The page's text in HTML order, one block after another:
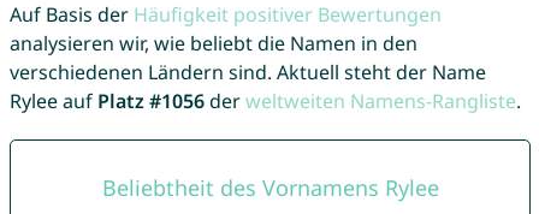
Auf Basis der Häufigkeit positiver Bewertungen
analysieren wir, wie beliebt die Namen in den
verschiedenen Ländern sind. Aktuell steht der Name
Rylee auf Platz #1056derweltweiten Namens-Rangliste.